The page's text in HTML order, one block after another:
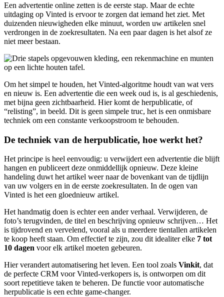
Een advertentie online zetten is de eerste stap. Maar de echte
uitdaging op Vinted is ervoor te zorgen dat iemand het ziet. Met
duizenden nieuwigheden elke minuut, worden uw artikelen snel
verdrongen in de zoekresultaten. Na een paar dagen is het alsof ze
niet meer bestaan.
Om het simpel te houden, het Vinted-algoritme houdt van wat vers
en nieuw is. Een advertentie die een week oud is, is al geschiedenis,
met bijna geen zichtbaarheid. Hier komt de herpublicatie, of
“relisting”, in beeld. Dit is geen simpele truc, het is een onmisbare
techniek om een constante verkoopstroom te behouden.
De techniek van de herpublicatie, hoe werkt het?
Het principe is heel eenvoudig: u verwijdert een advertentie die blijft
hangen en publiceert deze onmiddellijk opnieuw. Deze kleine
handeling duwt het artikel weer naar de bovenkant van de tijdlijn
van uw volgers en in de eerste zoekresultaten. In de ogen van
Vinted is het een gloednieuw artikel.
Het handmatig doen is echter een ander verhaal. Verwijderen, de
foto’s terugvinden, de titel en beschrijving opnieuw schrijven… Het
is tijdrovend en vervelend, vooral als u meerdere tientallen artikelen
te koop heeft staan. Om effectief te zijn, zou dit idealiter elke 7 tot
10 dagen voor elk artikel moeten gebeuren.
Hier verandert automatisering het leven. Een tool zoals Vinkit, dat
de perfecte CRM voor Vinted-verkopers is, is ontworpen om dit
soort repetitieve taken te beheren. De functie voor automatische
herpublicatie is een echte game-changer.